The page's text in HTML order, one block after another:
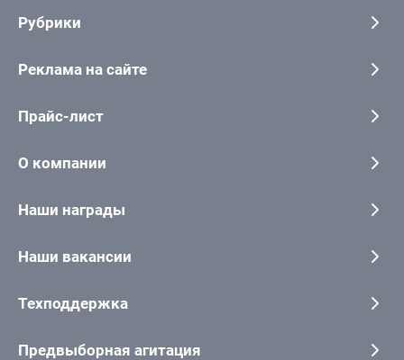
Рубрики
Реклама на сайте
Прайс-лист
О компании
Наши награды
Наши вакансии
Техподдержка
Предвыборная агитация